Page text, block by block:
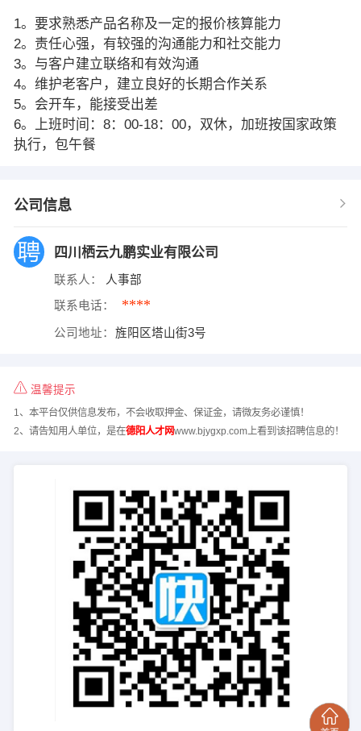
1。要求熟悉产品名称及一定的报价核算能力
2。责任心强，有较强的沟通能力和社交能力
3。与客户建立联络和有效沟通
4。维护老客户，建立良好的长期合作关系
5。会开车，能接受出差
6。上班时间：8：00-18：00，双休，加班按国家政策
执行，包午餐
公司信息
四川栖云九鹏实业有限公司
联系人： 人事部
联系电话： ****
公司地址： 旌阳区塔山街3号
温馨提示
1、本平台仅供信息发布，不会收取押金、保证金，请微友务必谨慎！
2、请告知用人单位，是在德阳人才网www.bjygxp.com上看到该招聘信息的！